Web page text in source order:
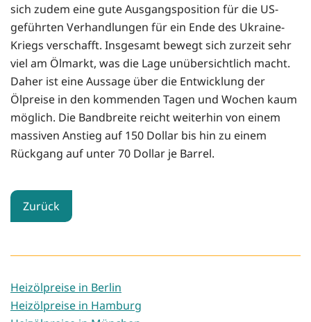
sich zudem eine gute Ausgangsposition für die US-
geführten Verhandlungen für ein Ende des Ukraine-
Kriegs verschafft. Insgesamt bewegt sich zurzeit sehr
viel am Ölmarkt, was die Lage unübersichtlich macht.
Daher ist eine Aussage über die Entwicklung der
Ölpreise in den kommenden Tagen und Wochen kaum
möglich. Die Bandbreite reicht weiterhin von einem
massiven Anstieg auf 150 Dollar bis hin zu einem
Rückgang auf unter 70 Dollar je Barrel.
Zurück
Heizölpreise in Berlin
Heizölpreise in Hamburg